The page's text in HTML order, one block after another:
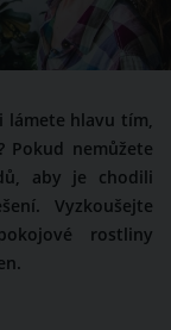
lámete hlavu tím,
Pokud nemůžete
aby je chodili
Vyzkoušejte
rostliny